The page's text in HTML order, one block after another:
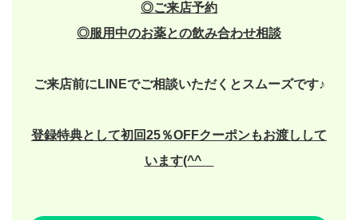
◎ご来店予約
◎服用中のお薬との飲み合わせ相談
ご来店前にLINEでご相談いただくとスムーズです♪
登録特典として初回25％OFFクーポンもお渡しして
います(^^ゞ